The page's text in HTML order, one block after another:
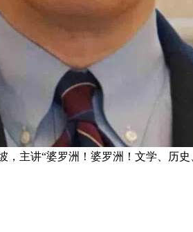
，主讲“婆罗洲！婆罗洲！文学、历史